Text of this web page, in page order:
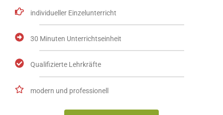
individueller Einzelunterricht
30 Minuten Unterrichtseinheit
Qualifizierte Lehrkräfte
modern und professionell